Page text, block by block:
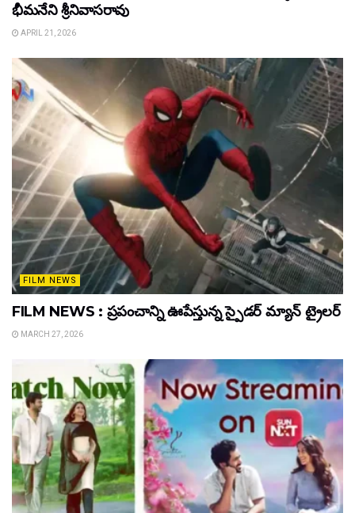
భీమనేని శ్రీనివాసరావు
APRIL 21, 2026
FILM NEWS
FILM NEWS : ప్రపంచాన్ని ఊపేస్తున్న స్పైడర్ మ్యాన్ ట్రైలర్
MARCH 27, 2026